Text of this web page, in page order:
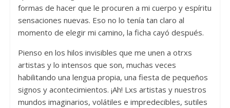
formas de hacer que le procuren a mi cuerpo y espíritu
sensaciones nuevas. Eso no lo tenía tan claro al
momento de elegir mi camino, la ficha cayó después.
Pienso en los hilos invisibles que me unen a otrxs
artistas y lo intensos que son, muchas veces
habilitando una lengua propia, una fiesta de pequeños
signos y acontecimientos. ¡Ah! Lxs artistas y nuestros
mundos imaginarios, volátiles e impredecibles, sutiles